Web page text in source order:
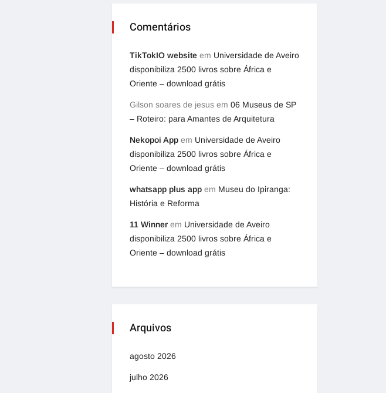
Comentários
TikTokIO website em Universidade de Aveiro
disponibiliza 2500 livros sobre África e
Oriente – download grátis
Gilson soares de jesus em 06 Museus de SP
– Roteiro: para Amantes de Arquitetura
Nekopoi App em Universidade de Aveiro
disponibiliza 2500 livros sobre África e
Oriente – download grátis
whatsapp plus app em Museu do Ipiranga:
História e Reforma
11 Winner em Universidade de Aveiro
disponibiliza 2500 livros sobre África e
Oriente – download grátis
Arquivos
agosto 2026
julho 2026